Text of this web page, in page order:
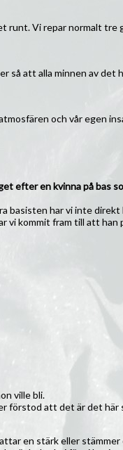
runt. Vi repar normalt
så att alla minnen av
och vår egen
efter en kvinna på bas
basisten har vi inte
kommit fram till att
ville bli.
förstod att det är det här
en stärk eller stämmer